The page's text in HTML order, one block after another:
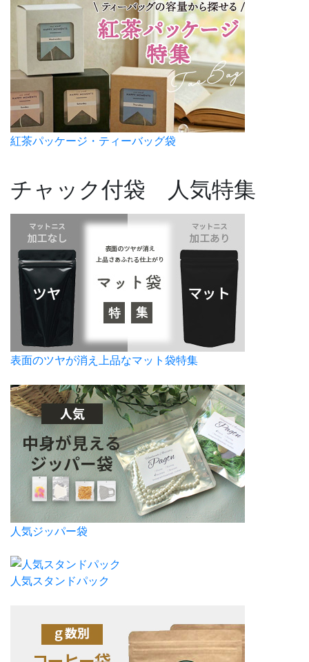
紅茶パッケージ・ティーバッグ袋
チャック付袋 人気特集
表面のツヤが消え上品なマット袋特集
人気ジッパー袋
人気スタンドパック